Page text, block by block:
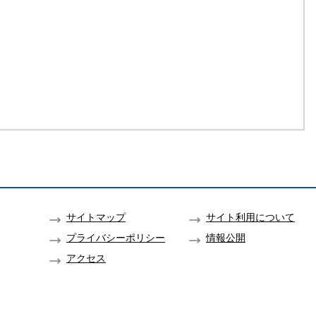
サイトマップ
サイト利用について
プライバシーポリシー
情報公開
アクセス